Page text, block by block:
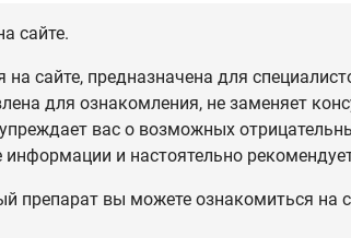
сайте.
сайте, предназначена для
для ознакомления, не заменяет
вас о возможных
и настоятельно
препарат вы можете ознакомиться на